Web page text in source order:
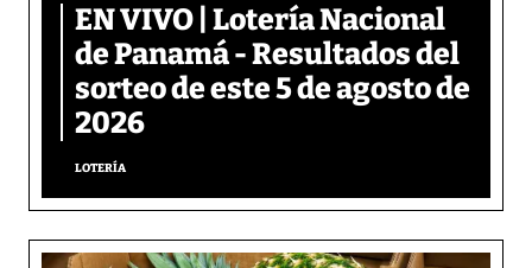
EN VIVO | Lotería Nacional
de Panamá - Resultados del
sorteo de este 5 de agosto de
2026
LOTERÍA